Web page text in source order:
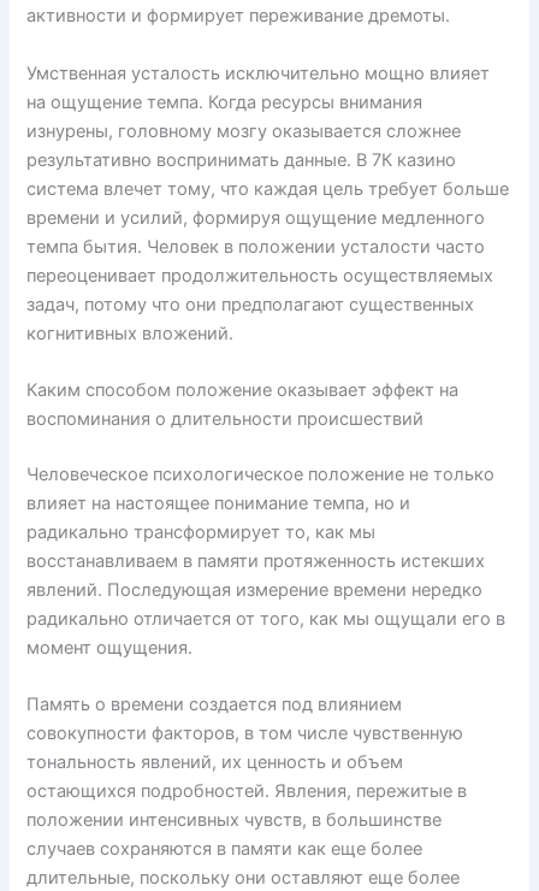
активности и формирует переживание дремоты.
Умственная усталость исключительно мощно влияет
на ощущение темпа. Когда ресурсы внимания
изнурены, головному мозгу оказывается сложнее
результативно воспринимать данные. В 7К казино
система влечет тому, что каждая цель требует больше
времени и усилий, формируя ощущение медленного
темпа бытия. Человек в положении усталости часто
переоценивает продолжительность осуществляемых
задач, потому что они предполагают существенных
когнитивных вложений.
Каким способом положение оказывает эффект на
воспоминания о длительности происшествий
Человеческое психологическое положение не только
влияет на настоящее понимание темпа, но и
радикально трансформирует то, как мы
восстанавливаем в памяти протяженность истекших
явлений. Последующая измерение времени нередко
радикально отличается от того, как мы ощущали его в
момент ощущения.
Память о времени создается под влиянием
совокупности факторов, в том числе чувственную
тональность явлений, их ценность и объем
остающихся подробностей. Явления, пережитые в
положении интенсивных чувств, в большинстве
случаев сохраняются в памяти как еще более
длительные, поскольку они оставляют еще более